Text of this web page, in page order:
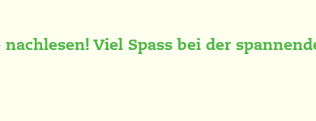
Viel Spass bei der